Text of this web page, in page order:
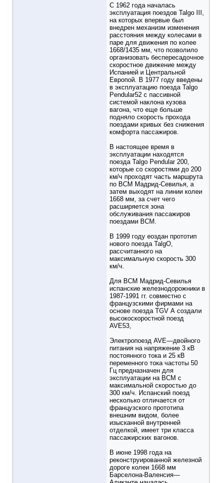
С 1962 года началась
эксплуатация поездов Talgo III,
на которых впервые был
внедрен механизм изменения
расстояния между колесами в
паре для движения по колее
1668/1435 мм, что позволило
организовать беспересадочное
скоростное движение между
Испанией и Центральной
Европой. В 1977 году введены
в эксплуатацию поезда Talgo
Pendular52 с пассивной
системой наклона кузова
вагона, что еще больше
подняло скорость прохода
поездами кривых без снижения
комфорта пассажиров.
В настоящее время в
эксплуатации находятся
поезда Talgo Pendular 200,
которые со скоростями до 200
км/ч проходят часть маршрута
по ВСМ Мадрид-Севилья, а
затем выходят на линии колеи
1668 мм, за счет чего
расширяется зона
обслуживания пассажиров
поездами ВСМ.
В 1999 году еоздан прототип
нового поезда TalgO,
рассчитанного на
максимальную скорость 300
км/ч.
Для ВСМ Мадрид-Севилья
испанские железнодорожники в
1987-1991 гг. совместно с
французскими фирмами на
основе поезда TGV А создали
высокоскоростной поезд
AVE53,
Электропоезд AVE—двойного
питания на напряжение 3 кВ
постоянного тока и 25 кВ
переменного тока частоты 50
Гц предназначен для
эксплуатации на ВСМ с
максимальной скоростью до
300 км/ч. Испанский поезд
несколько отличается от
французского прототипа
внешним видом, более
изысканной внутренней
отделкой, имеет три класса
пассажирских вагонов.
В июне 1998 года на
реконструированной железной
дороге колеи 1668 мм
Барселона-Валенсия—